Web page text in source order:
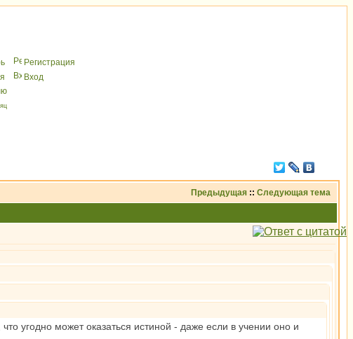
Peгиcтрaция
Вхoд
Предыдущая :: Следующая тема
угодно может оказаться истиной - даже если в учении оно и